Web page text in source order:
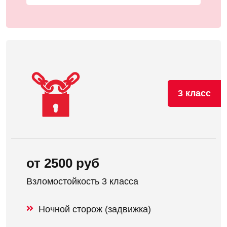
3 класс
от 2500 руб
Взломостойкость 3 класса
Ночной сторож (задвижка)